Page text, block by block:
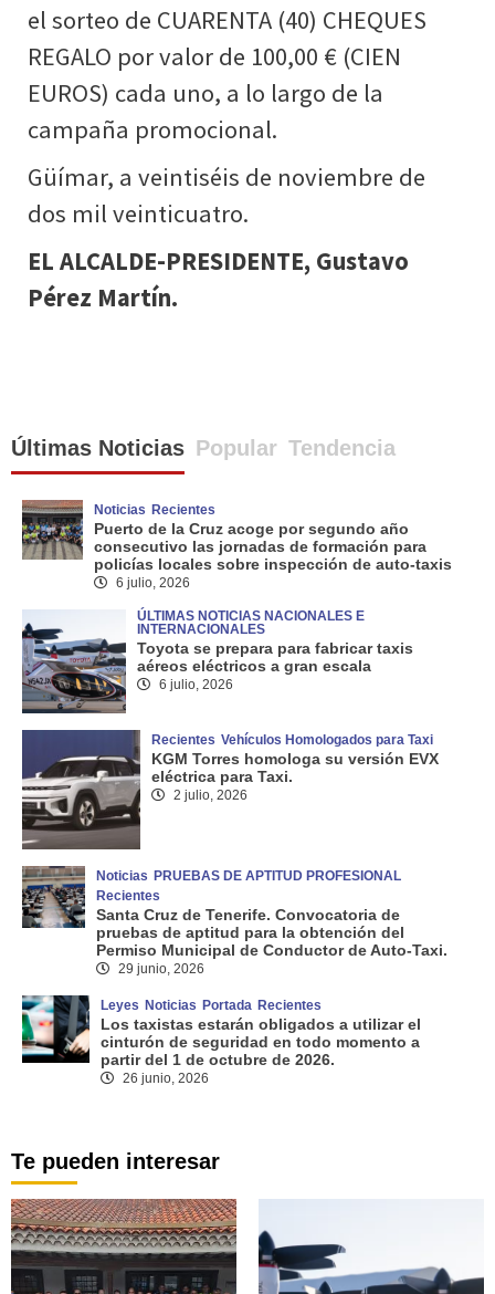
el sorteo de CUARENTA (40) CHEQUES
REGALO por valor de 100,00 € (CIEN
EUROS) cada uno, a lo largo de la
campaña promocional.
Güímar, a veintiséis de noviembre de
dos mil veinticuatro.
EL ALCALDE-PRESIDENTE, Gustavo
Pérez Martín.
Últimas Noticias Popular Tendencia
Noticias Recientes
Puerto de la Cruz acoge por segundo año
consecutivo las jornadas de formación para
policías locales sobre inspección de auto-taxis
6 julio, 2026
ÚLTIMAS NOTICIAS NACIONALES E
INTERNACIONALES
Toyota se prepara para fabricar taxis
aéreos eléctricos a gran escala
6 julio, 2026
Recientes Vehículos Homologados para Taxi
KGM Torres homologa su versión EVX
eléctrica para Taxi.
2 julio, 2026
Noticias PRUEBAS DE APTITUD PROFESIONAL
Recientes
Santa Cruz de Tenerife. Convocatoria de
pruebas de aptitud para la obtención del
Permiso Municipal de Conductor de Auto-Taxi.
29 junio, 2026
Leyes Noticias Portada Recientes
Los taxistas estarán obligados a utilizar el
cinturón de seguridad en todo momento a
partir del 1 de octubre de 2026.
26 junio, 2026
Te pueden interesar